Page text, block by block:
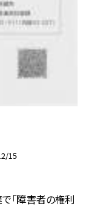
15
「障害者の権利